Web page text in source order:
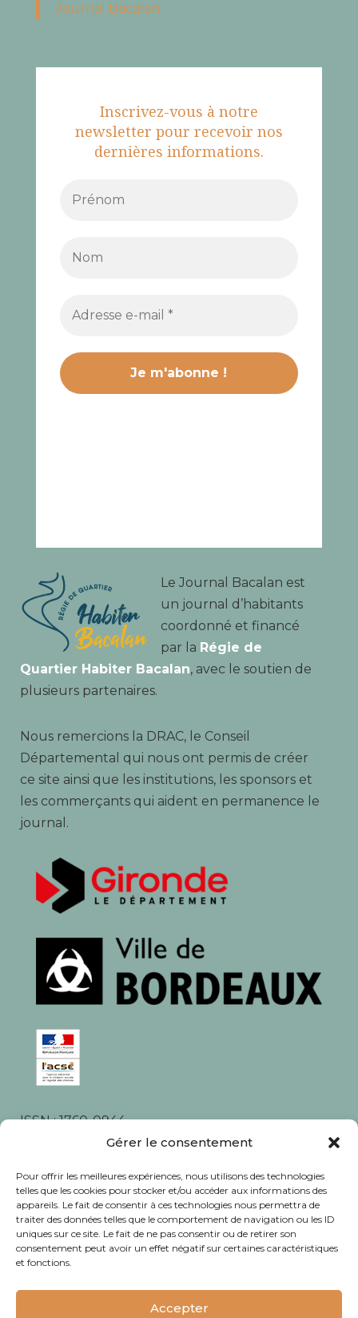
Gérer le consentement
Pour offrir les meilleures expériences, nous utilisons des technologies
telles que les cookies pour stocker et/ou accéder aux informations des
appareils. Le fait de consentir à ces technologies nous permettra de
traiter des données telles que le comportement de navigation ou les ID
uniques sur ce site. Le fait de ne pas consentir ou de retirer son
consentement peut avoir un effet négatif sur certaines caractéristiques
et fonctions.
Accepter
Journal Bacalan
Inscrivez-vous à notre
newsletter pour recevoir nos
dernières informations.
Le Journal Bacalan est
un journal d’habitants
coordonné et financé
par la Régie de
Quartier Habiter Bacalan, avec le soutien de
plusieurs partenaires.
Nous remercions la DRAC, le Conseil
Départemental qui nous ont permis de créer
ce site ainsi que les institutions, les sponsors et
les commerçants qui aident en permanence le
journal.
ISSN : 1760-0944
Rédaction, photos et corrections : habitants et
© Journal Bacalan 2024 - Tous droits